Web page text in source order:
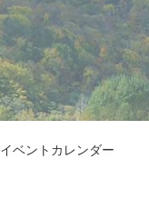
イベントカレンダー